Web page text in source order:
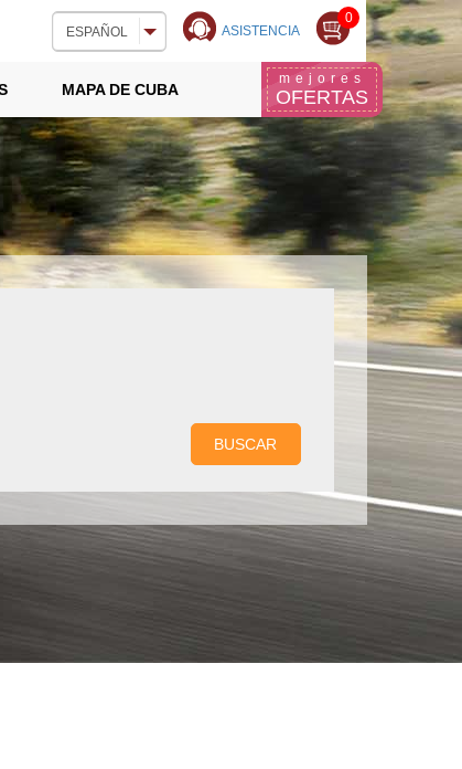
mejores
OFERTAS
ESPAÑOL ASISTENCIA
0
MAPA DE CUBA
BUSCAR